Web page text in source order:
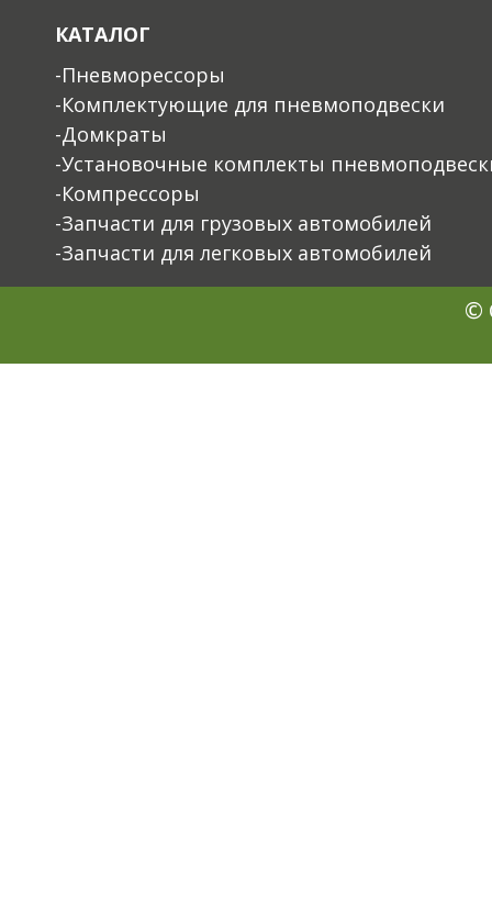
КАТАЛОГ
-Пневморессоры
-Комплектующие для пневмоподвески
-Домкраты
-Установочные комплекты
-Компрессоры
-Запчасти для грузовых автомобилей
-Запчасти для легковых автомобилей
©